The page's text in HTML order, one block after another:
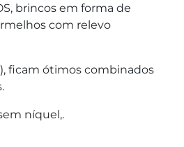
brincos em forma de
com relevo
ficam ótimos combinados
níquel,.